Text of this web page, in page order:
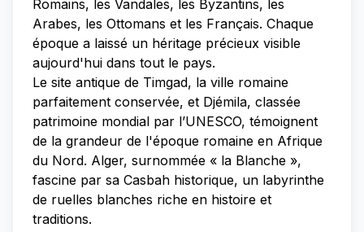
Romains, les Vandales, les Byzantins, les
Arabes, les Ottomans et les Français. Chaque
époque a laissé un héritage précieux visible
aujourd'hui dans tout le pays.
Le site antique de Timgad, la ville romaine
parfaitement conservée, et Djémila, classée
patrimoine mondial par l’UNESCO, témoignent
de la grandeur de l'époque romaine en Afrique
du Nord. Alger, surnommée « la Blanche »,
fascine par sa Casbah historique, un labyrinthe
de ruelles blanches riche en histoire et
traditions.